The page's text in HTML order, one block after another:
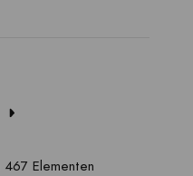
Elementen